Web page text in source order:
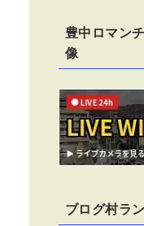
豊中ロマン
像
ブログ村ラ